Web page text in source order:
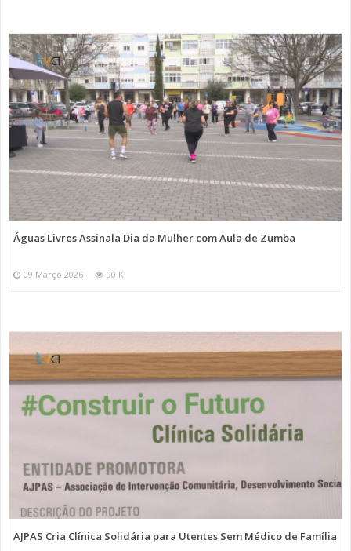
Águas Livres Assinala Dia da Mulher com Aula de Zumba
09 Março 2026 90 K
AJPAS Cria Clínica Solidária para Utentes Sem Médico de Família